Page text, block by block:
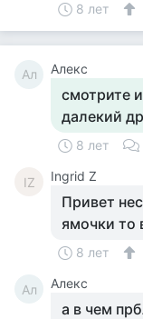
8 лет
Ал Алекс
смотрите
далекий
8 лет
IZ Ingrid Z
Привет
ямочки то
8 лет
Ал Алекс
а в чем